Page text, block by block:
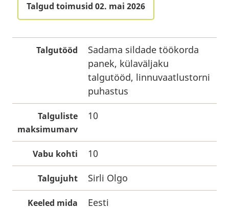
Talgud toimusid 02. mai 2026
Talgutööd
Sadama sildade töökorda
panek, külaväljaku
talgutööd, linnuvaatlustorni
puhastus
Talguliste
maksimumarv
10
Vabu kohti 10
Talgujuht Sirli Olgo
Keeled mida
Eesti